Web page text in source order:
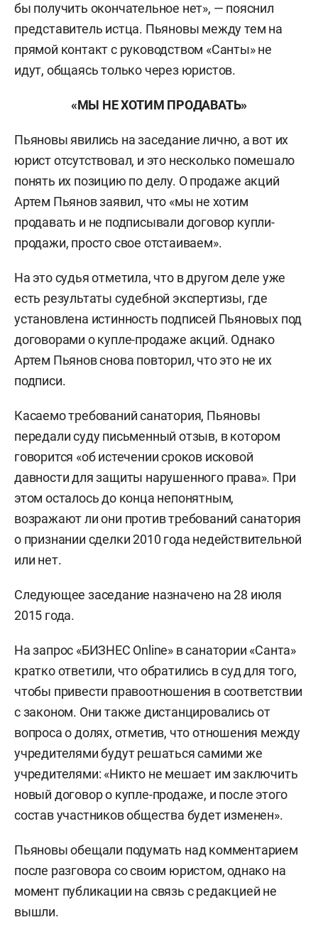
бы получить окончательное нет», — пояснил
представитель истца. Пьяновы между тем на
прямой контакт с руководством «Санты» не
идут, общаясь только через юристов.
«МЫ НЕ ХОТИМ ПРОДАВАТЬ»
Пьяновы явились на заседание лично, а вот их
юрист отсутствовал, и это несколько помешало
понять их позицию по делу. О продаже акций
Артем Пьянов заявил, что «мы не хотим
продавать и не подписывали договор купли-
продажи, просто свое отстаиваем».
На это судья отметила, что в другом деле уже
есть результаты судебной экспертизы, где
установлена истинность подписей Пьяновых под
договорами о купле-продаже акций. Однако
Артем Пьянов снова повторил, что это не их
подписи.
Касаемо требований санатория, Пьяновы
передали суду письменный отзыв, в котором
говорится «об истечении сроков исковой
давности для защиты нарушенного права». При
этом осталось до конца непонятным,
возражают ли они против требований санатория
о признании сделки 2010 года недействительной
или нет.
Следующее заседание назначено на 28 июля
2015 года.
На запрос «БИЗНЕС Online» в санатории «Санта»
кратко ответили, что обратились в суд для того,
чтобы привести правоотношения в соответствии
с законом. Они также дистанцировались от
вопроса о долях, отметив, что отношения между
учредителями будут решаться самими же
учредителями: «Никто не мешает им заключить
новый договор о купле-продаже, и после этого
состав участников общества будет изменен».
Пьяновы обещали подумать над комментарием
после разговора со своим юристом, однако на
момент публикации на связь с редакцией не
вышли.